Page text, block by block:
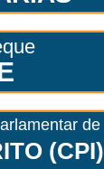
de
(CPI)